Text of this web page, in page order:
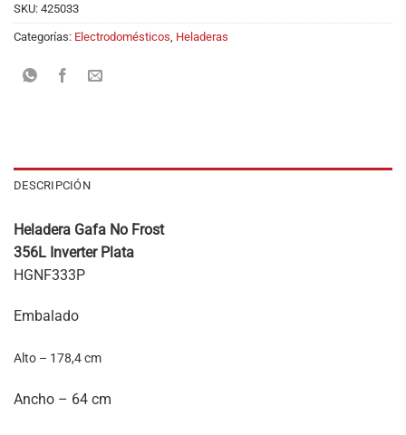
SKU: 425033
Categorías: Electrodomésticos Heladeras
DESCRIPCIÓN
Heladera Gafa No Frost
356L Inverter Plata
HGNF333P
Embalado
Alto – 178,4 cm
Ancho – 64 cm